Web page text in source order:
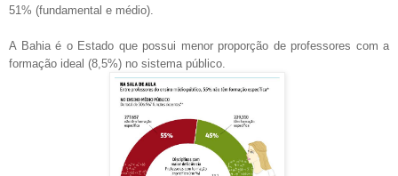
51% (fundamental e médio).
A Bahia é o Estado que possui menor proporção de professores com a
formação ideal (8,5%) no sistema público.